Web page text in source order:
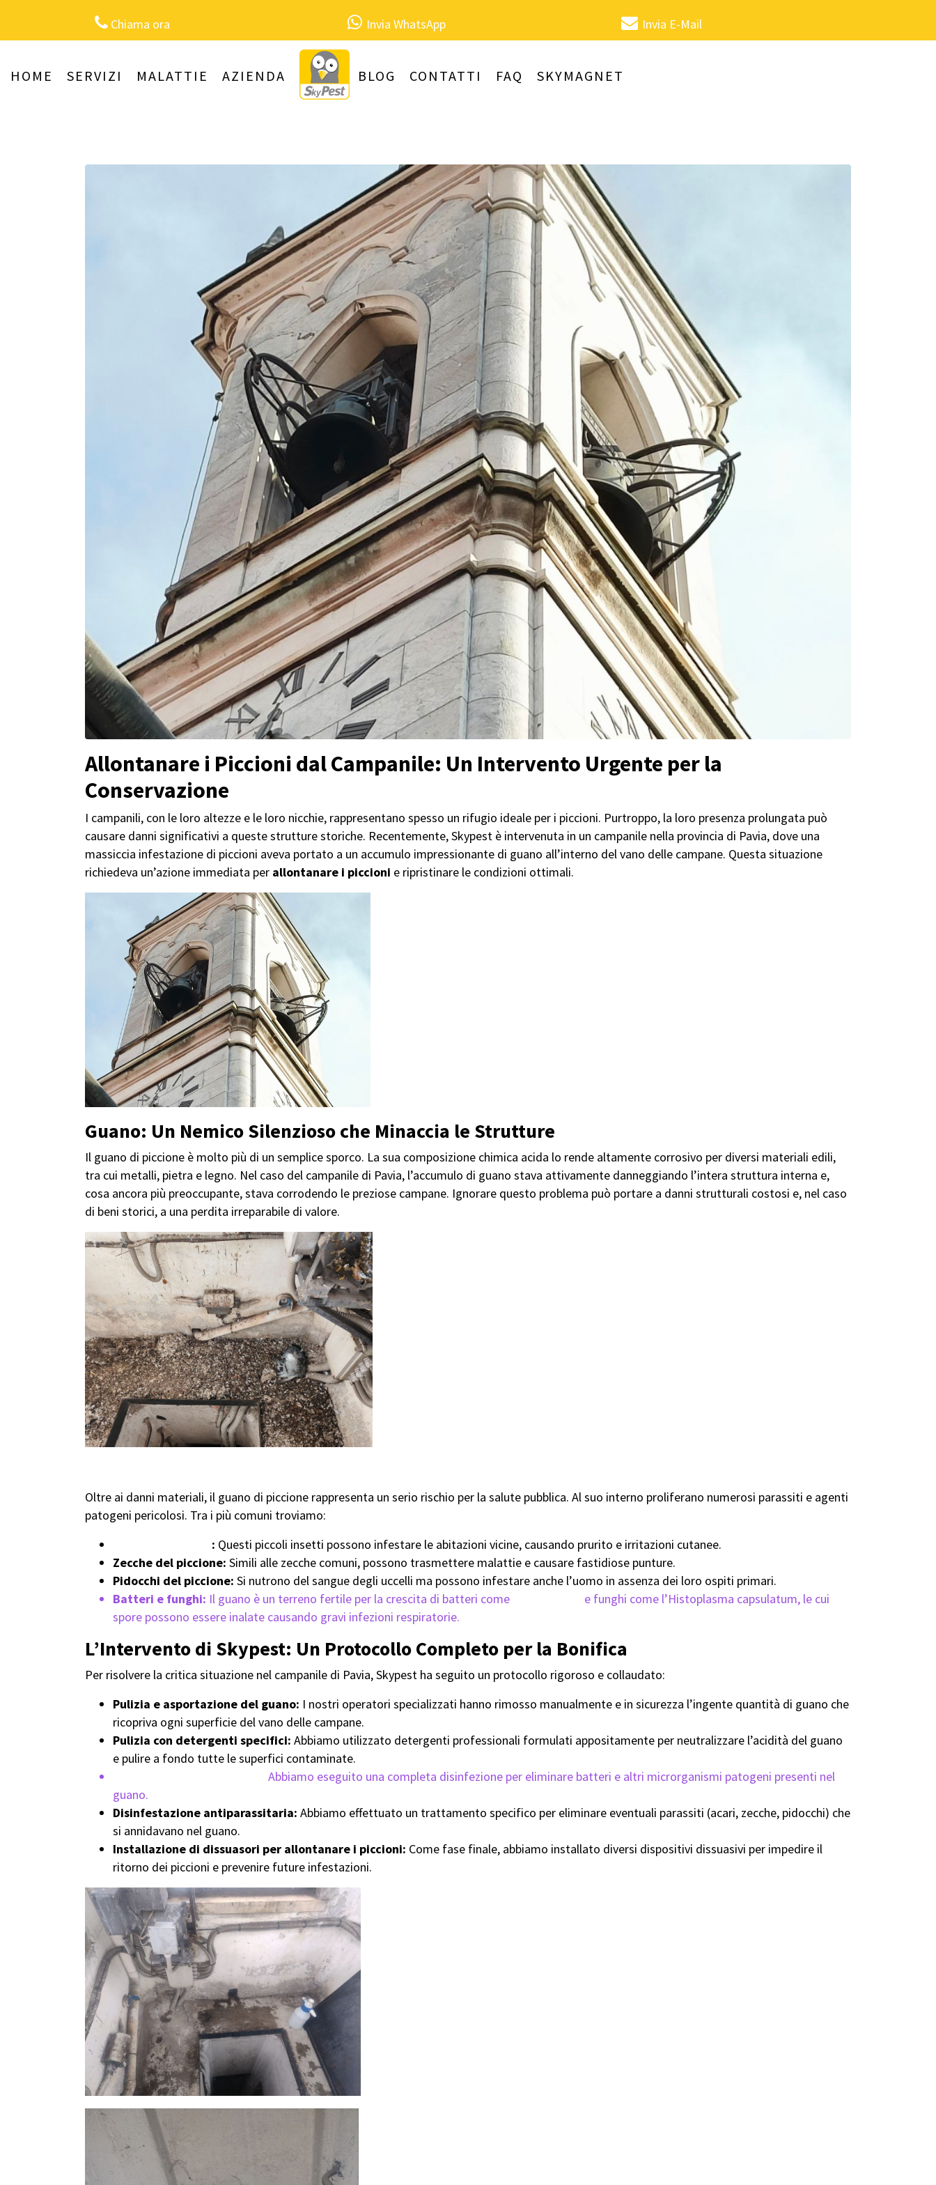
Chiama ora Invia WhatsApp Invia E-Mail
HOME SERVIZI MALATTIE AZIENDA BLOG CONTATTI FAQ SKYMAGNET
Allontanare i Piccioni dal Campanile: Un Intervento Urgente per la
Conservazione
I campanili, con le loro altezze e le loro nicchie, rappresentano spesso un rifugio ideale per i piccioni. Purtroppo, la loro presenza prolungata può
causare danni significativi a queste strutture storiche. Recentemente, Skypest è intervenuta in un campanile nella provincia di Pavia, dove una
massiccia infestazione di piccioni aveva portato a un accumulo impressionante di guano all’interno del vano delle campane. Questa situazione
richiedeva un’azione immediata per allontanare i piccioni e ripristinare le condizioni ottimali.
Guano: Un Nemico Silenzioso che Minaccia le Strutture
Il guano di piccione è molto più di un semplice sporco. La sua composizione chimica acida lo rende altamente corrosivo per diversi materiali edili,
tra cui metalli, pietra e legno. Nel caso del campanile di Pavia, l’accumulo di guano stava attivamente danneggiando l’intera struttura interna e,
cosa ancora più preoccupante, stava corrodendo le preziose campane. Ignorare questo problema può portare a danni strutturali costosi e, nel caso
di beni storici, a una perdita irreparabile di valore.
Oltre ai danni materiali, il guano di piccione rappresenta un serio rischio per la salute pubblica. Al suo interno proliferano numerosi parassiti e agenti
patogeni pericolosi. Tra i più comuni troviamo:
: Questi piccoli insetti possono infestare le abitazioni vicine, causando prurito e irritazioni cutanee.
Zecche del piccione: Simili alle zecche comuni, possono trasmettere malattie e causare fastidiose punture.
Pidocchi del piccione: Si nutrono del sangue degli uccelli ma possono infestare anche l’uomo in assenza dei loro ospiti primari.
Batteri e funghi: Il guano è un terreno fertile per la crescita di batteri come
e funghi come l’Histoplasma capsulatum, le cui
spore possono essere inalate causando gravi infezioni respiratorie.
L’Intervento di Skypest: Un Protocollo Completo per la Bonifica
Per risolvere la critica situazione nel campanile di Pavia, Skypest ha seguito un protocollo rigoroso e collaudato:
Pulizia e asportazione del guano: I nostri operatori specializzati hanno rimosso manualmente e in sicurezza l’ingente quantità di guano che
ricopriva ogni superficie del vano delle campane.
Pulizia con detergenti specifici: Abbiamo utilizzato detergenti professionali formulati appositamente per neutralizzare l’acidità del guano
e pulire a fondo tutte le superfici contaminate.
Abbiamo eseguito una completa disinfezione per eliminare batteri e altri microrganismi patogeni presenti nel
guano.
Disinfestazione antiparassitaria: Abbiamo effettuato un trattamento specifico per eliminare eventuali parassiti (acari, zecche, pidocchi) che
si annidavano nel guano.
Installazione di dissuasori per allontanare i piccioni: Come fase finale, abbiamo installato diversi dispositivi dissuasivi per impedire il
ritorno dei piccioni e prevenire future infestazioni.